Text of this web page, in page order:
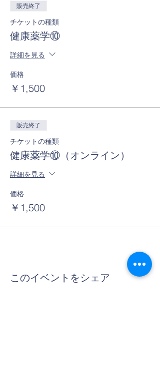
販売終了
チケットの種類
健康薬学⑩
詳細を見る
価格
￥1,500
販売終了
チケットの種類
健康薬学⑩（オンライン）
詳細を見る
価格
￥1,500
このイベントをシェア